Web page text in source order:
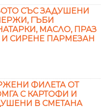
СЪС ЗАДУШЕНИ
ГЪБИ
МАСЛО, ПРАЗ
И СИРЕНЕ ПАРМЕЗАН
ФИЛЕТА ОТ
С КАРТОФИ И
В СМЕТАНА